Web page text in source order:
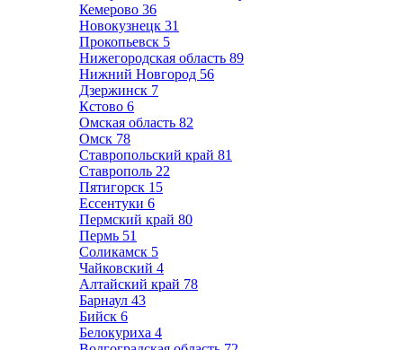
Кемерово 36
Новокузнецк 31
Прокопьевск 5
Нижегородская область 89
Нижний Новгород 56
Дзержинск 7
Кстово 6
Омская область 82
Омск 78
Ставропольский край 81
Ставрополь 22
Пятигорск 15
Ессентуки 6
Пермский край 80
Пермь 51
Соликамск 5
Чайковский 4
Алтайский край 78
Барнаул 43
Бийск 6
Белокуриха 4